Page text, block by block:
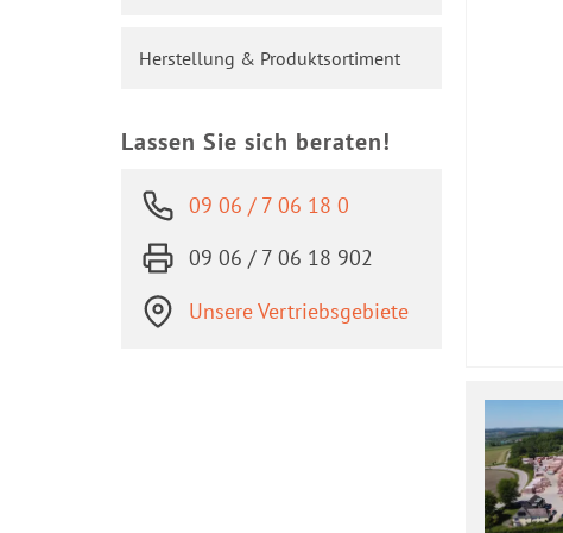
Herstellung & Produktsortiment
Lassen Sie sich beraten!
09 06 / 7 06 18 0
09 06 / 7 06 18 902
Unsere Vertriebsgebiete